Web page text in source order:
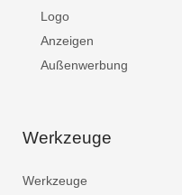
Logo
Anzeigen
Außenwerbung
Werkzeuge
Werkzeuge